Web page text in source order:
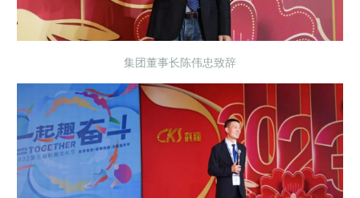
集团董事长陈伟忠致辞